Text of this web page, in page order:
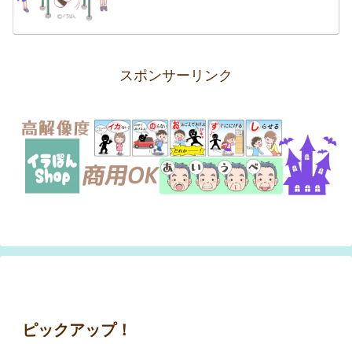
スポンサーリンク
ピックアップ！